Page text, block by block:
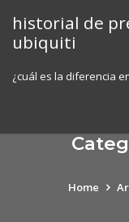
content
historial de
ubiquiti
¿cuál es la diferencia
Home